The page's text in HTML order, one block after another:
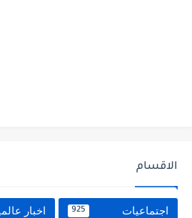
الاقسام
اجتماعيات 925 اخبار